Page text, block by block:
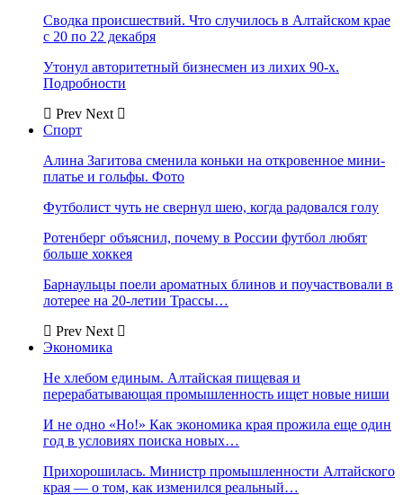
Сводка происшествий. Что случилось в Алтайском крае
с 20 по 22 декабря
Утонул авторитетный бизнесмен из лихих 90-х.
Подробности
Prev Next
Спорт
Алина Загитова сменила коньки на откровенное мини-
платье и гольфы. Фото
Футболист чуть не свернул шею, когда радовался голу
Ротенберг объяснил, почему в России футбол любят
больше хоккея
Барнаульцы поели ароматных блинов и поучаствовали в
лотерее на 20-летии Трассы…
Prev Next
Экономика
Не хлебом единым. Алтайская пищевая и
перерабатывающая промышленность ищет новые ниши
И не одно «Но!» Как экономика края прожила еще один
год в условиях поиска новых…
Прихорошилась. Министр промышленности Алтайского
края — о том, как изменился реальный…